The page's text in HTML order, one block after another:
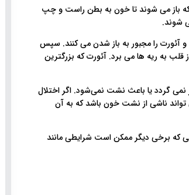
باز می شوند تا خون به بطن راست و چپ
شوند.
آئورت را مجبور به باز شدن می کنند. سپس
به ریه ها می برد. آئورت که بزرگترین
گردد یا باعث نشت نمی‌شود. اگر اختلال
ناشی از نشت خون باشد که به آن
که برخی دیگر ممکن است شرایطی مانند